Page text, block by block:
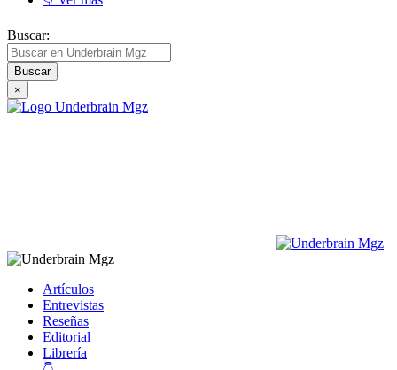
Buscar:
×
Artículos
Entrevistas
Reseñas
Editorial
Librería